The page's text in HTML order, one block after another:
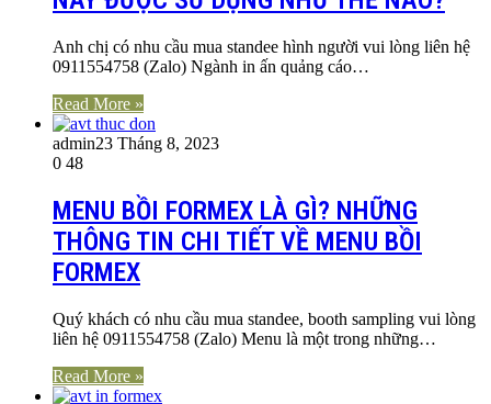
Anh chị có nhu cầu mua standee hình người vui lòng liên hệ
0911554758 (Zalo) Ngành in ấn quảng cáo…
Read More »
admin23 Tháng 8, 2023
0 48
MENU BỒI FORMEX LÀ GÌ? NHỮNG
THÔNG TIN CHI TIẾT VỀ MENU BỒI
FORMEX
Quý khách có nhu cầu mua standee, booth sampling vui lòng
liên hệ 0911554758 (Zalo) Menu là một trong những…
Read More »